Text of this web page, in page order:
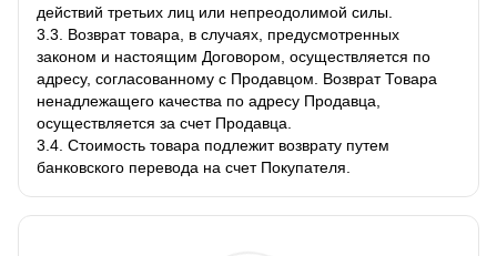
действий третьих лиц или непреодолимой силы.
3.3. Возврат товара, в случаях, предусмотренных
законом и настоящим Договором, осуществляется по
адресу, согласованному с Продавцом. Возврат Товара
ненадлежащего качества по адресу Продавца,
осуществляется за счет Продавца.
3.4. Стоимость товара подлежит возврату путем
банковского перевода на счет Покупателя.